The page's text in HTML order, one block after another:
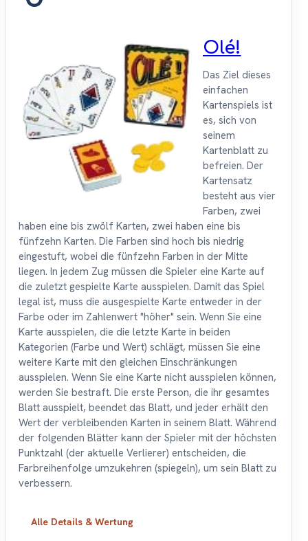
Olé!
Das Ziel dieses
einfachen
Kartenspiels ist
es, sich von
seinem
Kartenblatt zu
befreien. Der
Kartensatz
besteht aus vier
Farben, zwei
haben eine bis zwölf Karten, zwei haben eine bis
fünfzehn Karten. Die Farben sind hoch bis niedrig
eingestuft, wobei die fünfzehn Farben in der Mitte
liegen. In jedem Zug müssen die Spieler eine Karte auf
die zuletzt gespielte Karte ausspielen. Damit das Spiel
legal ist, muss die ausgespielte Karte entweder in der
Farbe oder im Zahlenwert "höher" sein. Wenn Sie eine
Karte ausspielen, die die letzte Karte in beiden
Kategorien (Farbe und Wert) schlägt, müssen Sie eine
weitere Karte mit den gleichen Einschränkungen
ausspielen. Wenn Sie eine Karte nicht ausspielen können,
werden Sie bestraft. Die erste Person, die ihr gesamtes
Blatt ausspielt, beendet das Blatt, und jeder erhält den
Wert der verbleibenden Karten in seinem Blatt. Während
der folgenden Blätter kann der Spieler mit der höchsten
Punktzahl (der aktuelle Verlierer) entscheiden, die
Farbreihenfolge umzukehren (spiegeln), um sein Blatt zu
verbessern.
Alle Details & Wertung